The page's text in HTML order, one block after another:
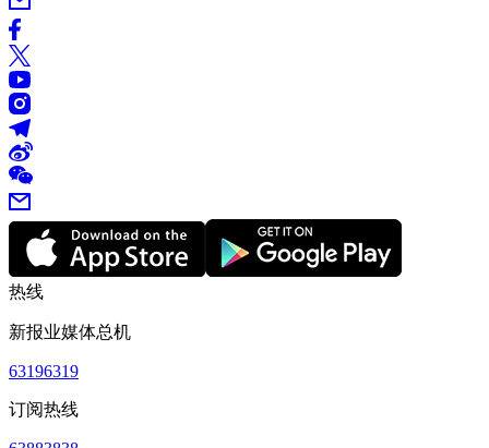
热线
新报业媒体总机
63196319
订阅热线